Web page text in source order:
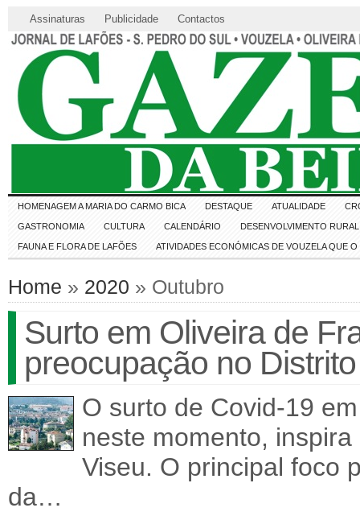
Assinaturas Publicidade Contactos
HOMENAGEM A MARIA DO CARMO BICA DESTAQUE ATUALIDADE
GASTRONOMIA CULTURA CALENDÁRIO DESENVOLVIMENTO RURAL
FAUNA E FLORA DE LAFÕES ATIVIDADES ECONÓMICAS DE VOUZELA QUE
Home » 2020 » Outubro
Surto em Oliveira de
preocupação no Distrito
O surto de Covid-19
neste momento,
Viseu. O principal foco
da…